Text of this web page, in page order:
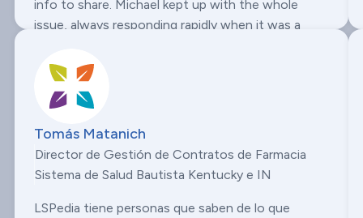
info to share. Michael kept up with the whole
issue, always responding rapidly when it was a
reached out multiple times to try to push it along.
Really makes me happy we went with LSPedia.
Tomás Matanich
Director de Gestión de Contratos de Farmacia
Sistema de Salud Bautista Kentucky e IN
LSPedia tiene personas que saben de lo que